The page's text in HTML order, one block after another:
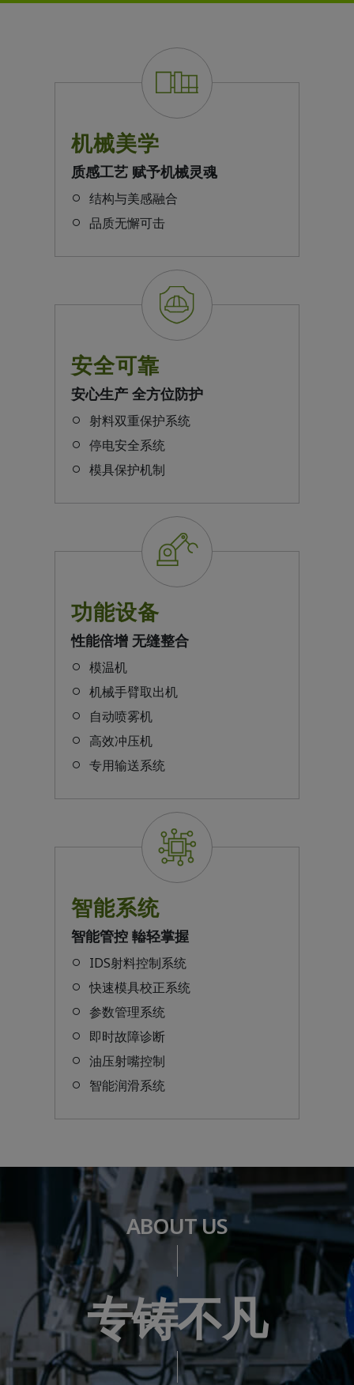
机械美学
质感工艺 赋予机械灵魂
结构与美感融合
品质无懈可击
安全可靠
安心生产 全方位防护
射料双重保护系统
停电安全系统
模具保护机制
功能设备
性能倍增 无缝整合
模温机
机械手臂取出机
自动喷雾机
高效冲压机
专用输送系统
智能系统
智能管控 輽轻掌握
IDS射料控制系统
快速模具校正系统
参数管理系统
即时故障诊断
油压射嘴控制
智能润滑系统
ABOUT US
专铸不凡